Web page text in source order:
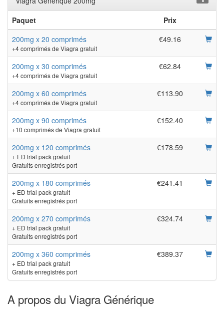
Paquet
Prix
200mg x 20 comprimés
+4 comprimés de Viagra gratuit
€49.16
200mg x 30 comprimés
+4 comprimés de Viagra gratuit
€62.84
200mg x 60 comprimés
+4 comprimés de Viagra gratuit
€113.90
200mg x 90 comprimés
+10 comprimés de Viagra gratuit
€152.40
200mg x 120 comprimés
+ ED trial pack gratuit
Gratuits enregistrés port
€178.59
200mg x 180 comprimés
+ ED trial pack gratuit
Gratuits enregistrés port
€241.41
200mg x 270 comprimés
+ ED trial pack gratuit
Gratuits enregistrés port
€324.74
200mg x 360 comprimés
+ ED trial pack gratuit
Gratuits enregistrés port
€389.37
A propos du Viagra Générique